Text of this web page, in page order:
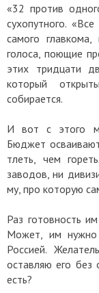
«32 против
сухопутного.
самого
голоса, поющие
этих тридцати
который
собирается.
И вот с этого
Бюджет
тлеть, чем
заводов, ни
му, про которую
Раз готовность
Может, им нужно
Россией.
оставляю его без
есть?